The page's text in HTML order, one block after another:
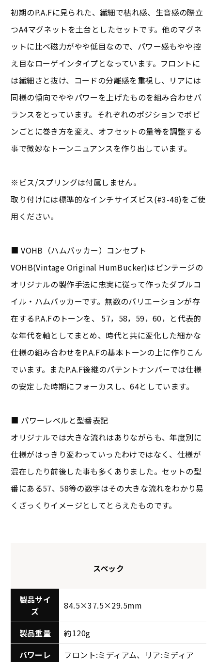
初期のP.A.Fに見られた、繊細で枯れ感、生音感の際立
つA4マグネットを土台としたセットです。他のマグネ
ットに比べ磁力がやや低目なので、パワー感もやや控
え目なローゲインタイプとなっています。フロントに
は繊細さと抜け、コードの分離感を重視し、リアには
同様の傾向でややパワーを上げたものを組み合わせバ
ランスをとっています。それぞれのポジションでボビ
ンごとに巻き方を変え、オフセットの量等を調整する
事で微妙なトーンニュアンスを作り出しています。
※ビス/スプリングは付属しません。
取り付けには標準的なインチサイズビス(#3-48)をご使
用ください。
■ VOHB（ハムバッカー）コンセプト
VOHB(Vintage Original HumBucker)はビンテージの
オリジナルの製作手法に忠実に従って作ったダブルコ
イル・ハムバッカーです。無数のバリエーションが存
在するP.A.Fのトーンを、 57，58，59，60，と代表的
な年代を軸としてまとめ、時代と共に変化した細かな
仕様の組み合わせをP.A.Fの基本トーンの上に作りこん
でいます。またP.A.F後継のパテントナンバーでは仕様
の安定した時期にフォーカスし、64としています。
■ パワーレベルと型番表記
オリジナルでは大きな流れはありながらも、年度別に
仕様がはっきり変わっていったわけではなく、仕様が
混在したり前後した事も多くありました。セットの型
番にある57、58等の数字はその大きな流れをわかり易
くざっくりイメージとしてとらえたものです。
スペック
製品サイ
ズ
84.5×37.5×29.5mm
製品重量
約120g
パワーレ
フロント:ミディアム、リア:ミディア